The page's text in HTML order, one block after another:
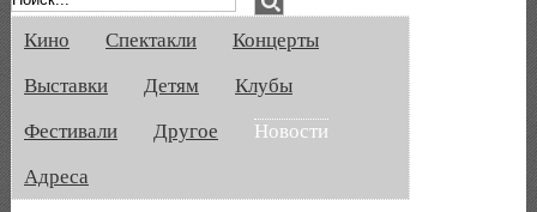
Кино Спектакли
Концерты
Выставки
Детям
Клубы
Фестивали
Другое
Новости
Адреса